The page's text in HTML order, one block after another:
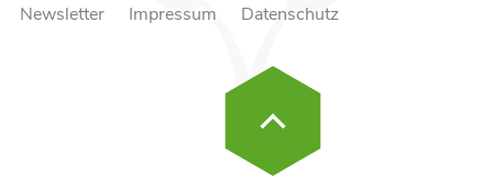
Newsletter Impressum Datenschutz